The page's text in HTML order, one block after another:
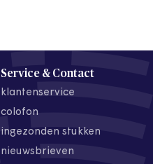
Service & Contact
klantenservice
colofon
ingezonden stukken
nieuwsbrieven